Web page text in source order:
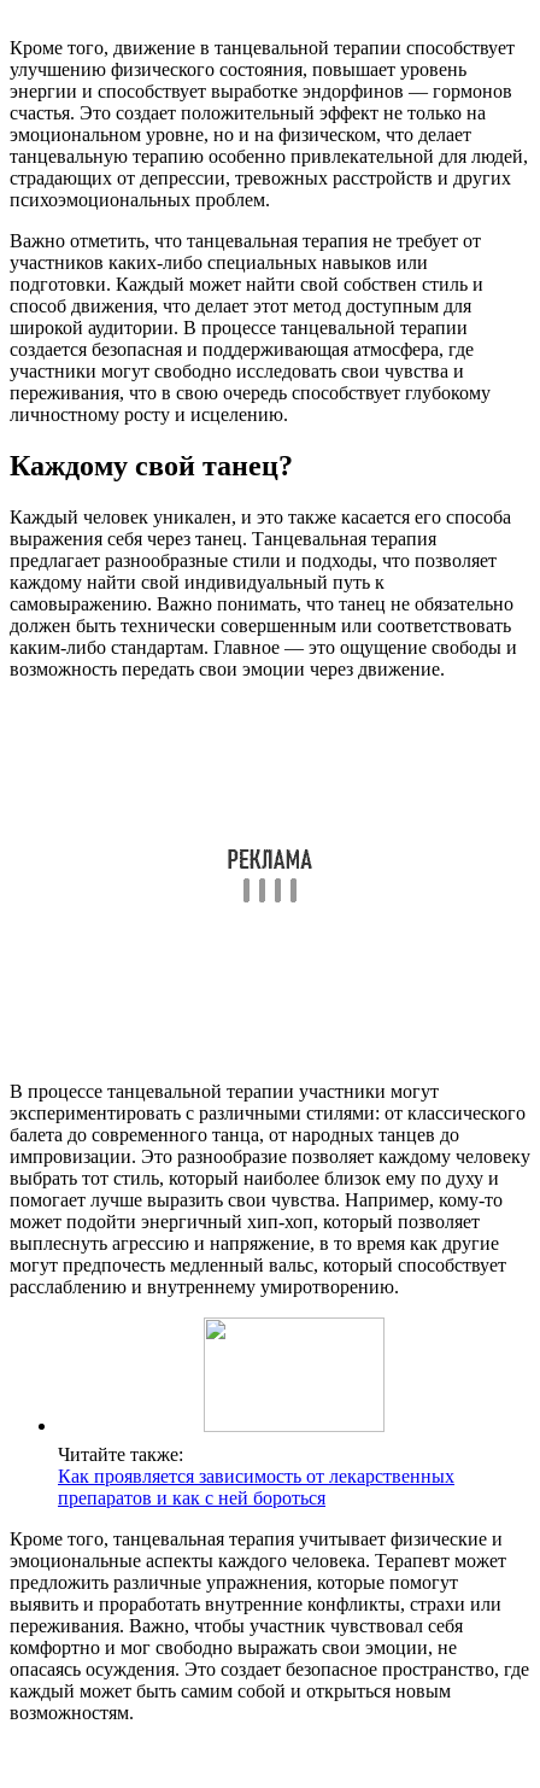
Кроме того, движение в танцевальной терапии способствует
улучшению физического состояния, повышает уровень
энергии и способствует выработке эндорфинов — гормонов
счастья. Это создает положительный эффект не только на
эмоциональном уровне, но и на физическом, что делает
танцевальную терапию особенно привлекательной для людей,
страдающих от депрессии, тревожных расстройств и других
психоэмоциональных проблем.
Важно отметить, что танцевальная терапия не требует от
участников каких-либо специальных навыков или
подготовки. Каждый может найти свой собствен стиль и
способ движения, что делает этот метод доступным для
широкой аудитории. В процессе танцевальной терапии
создается безопасная и поддерживающая атмосфера, где
участники могут свободно исследовать свои чувства и
переживания, что в свою очередь способствует глубокому
личностному росту и исцелению.
Каждому свой танец?
Каждый человек уникален, и это также касается его способа
выражения себя через танец. Танцевальная терапия
предлагает разнообразные стили и подходы, что позволяет
каждому найти свой индивидуальный путь к
самовыражению. Важно понимать, что танец не обязательно
должен быть технически совершенным или соответствовать
каким-либо стандартам. Главное — это ощущение свободы и
возможность передать свои эмоции через движение.
В процессе танцевальной терапии участники могут
экспериментировать с различными стилями: от классического
балета до современного танца, от народных танцев до
импровизации. Это разнообразие позволяет каждому человеку
выбрать тот стиль, который наиболее близок ему по духу и
помогает лучше выразить свои чувства. Например, кому-то
может подойти энергичный хип-хоп, который позволяет
выплеснуть агрессию и напряжение, в то время как другие
могут предпочесть медленный вальс, который способствует
расслаблению и внутреннему умиротворению.
Читайте также:
Как проявляется зависимость от лекарственных
препаратов и как с ней бороться
Кроме того, танцевальная терапия учитывает физические и
эмоциональные аспекты каждого человека. Терапевт может
предложить различные упражнения, которые помогут
выявить и проработать внутренние конфликты, страхи или
переживания. Важно, чтобы участник чувствовал себя
комфортно и мог свободно выражать свои эмоции, не
опасаясь осуждения. Это создает безопасное пространство, где
каждый может быть самим собой и открыться новым
возможностям.